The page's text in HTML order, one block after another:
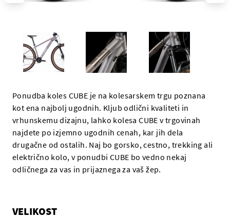
Ponudba koles CUBE je na kolesarskem trgu poznana
kot ena najbolj ugodnih. Kljub odlični kvaliteti in
vrhunskemu dizajnu, lahko kolesa CUBE v trgovinah
najdete po izjemno ugodnih cenah, kar jih dela
drugačne od ostalih. Naj bo gorsko, cestno, trekking ali
električno kolo, v ponudbi CUBE bo vedno nekaj
odličnega za vas in prijaznega za vaš žep.
VELIKOST